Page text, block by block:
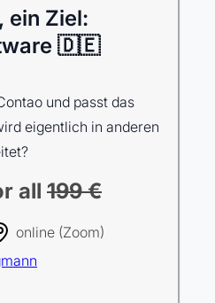
ein Ziel:
🇩🇪
und passt das
eigentlich in anderen
all 199 €
online (Zoom)